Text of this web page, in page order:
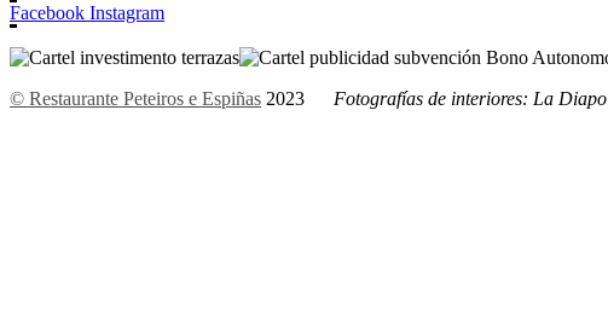
Facebook Instagram
© Restaurante Peteiros e Espiñas 2023 Fotografías de interiores: La Diapo